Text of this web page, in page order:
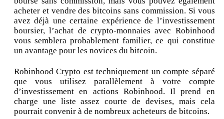
acheter et vendre des bitcoins sans commission. Si vous
avez déjà une certaine expérience de l’investissement
boursier, l’achat de crypto-monnaies avec Robinhood
vous semblera probablement familier, ce qui constitue
un avantage pour les novices du bitcoin.
Robinhood Crypto est techniquement un compte séparé
que vous utilisez parallèlement à votre compte
d’investissement en actions Robinhood. Il prend en
charge une liste assez courte de devises, mais cela
pourrait convenir à de nombreux acheteurs de bitcoins.